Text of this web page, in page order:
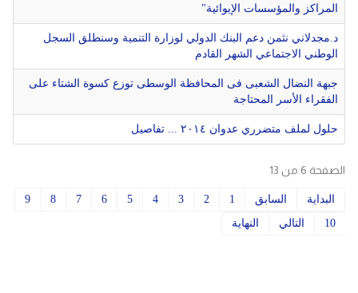
المراكز والمؤسسات الإيوائية"
د.مجدلاني نثمن دعم البنك الدولي لوزارة التنمية وسنطلق السجل
الوطني الاجتماعي الشهر القادم
جبهة النضال الشعبى فى المحافظة الوسطى توزع كسوة الشتاء على
الفقراء الأسر المحتاجة
حلول لملف متضرري عدوان ٢٠١٤ ... تفاصيل
الصفحة 6 من 13
البداية السابق 1
2
3
4
5
6
7
8
9
10
التالي النهاية